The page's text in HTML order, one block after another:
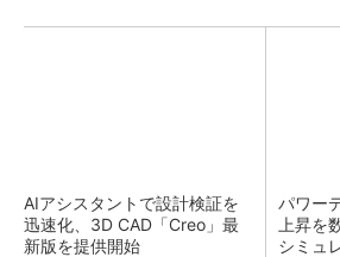
AIアシスタントで設計検証を
迅速化、3D CAD「Creo」最
新版を提供開始
パワー
上昇を
シミュ